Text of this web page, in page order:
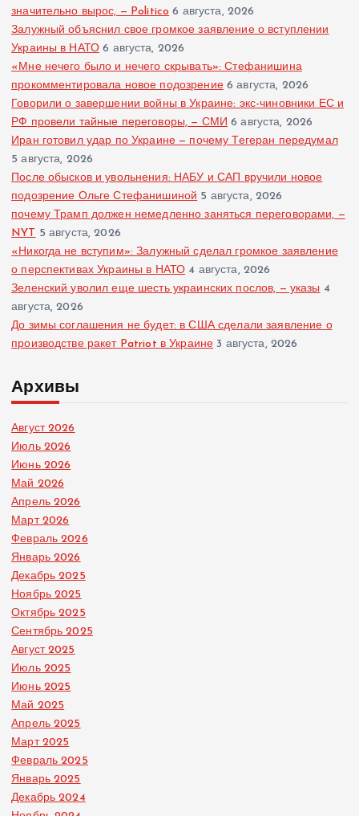
значительно вырос, — Politico 6 августа, 2026
Залужный объяснил свое громкое заявление о вступлении
Украины в НАТО 6 августа, 2026
«Мне нечего было и нечего скрывать»: Стефанишина
прокомментировала новое подозрение 6 августа, 2026
Говорили о завершении войны в Украине: экс-чиновники ЕС и
РФ провели тайные переговоры, — СМИ 6 августа, 2026
Иран готовил удар по Украине — почему Тегеран передумал
5 августа, 2026
После обысков и увольнения: НАБУ и САП вручили новое
подозрение Ольге Стефанишиной 5 августа, 2026
почему Трамп должен немедленно заняться переговорами, —
NYT 5 августа, 2026
«Никогда не вступим»: Залужный сделал громкое заявление
о перспективах Украины в НАТО 4 августа, 2026
Зеленский уволил еще шесть украинских послов, — указы 4
августа, 2026
До зимы соглашения не будет: в США сделали заявление о
производстве ракет Patriot в Украине 3 августа, 2026
Архивы
Август 2026
Июль 2026
Июнь 2026
Май 2026
Апрель 2026
Март 2026
Февраль 2026
Январь 2026
Декабрь 2025
Ноябрь 2025
Октябрь 2025
Сентябрь 2025
Август 2025
Июль 2025
Июнь 2025
Май 2025
Апрель 2025
Март 2025
Февраль 2025
Январь 2025
Декабрь 2024